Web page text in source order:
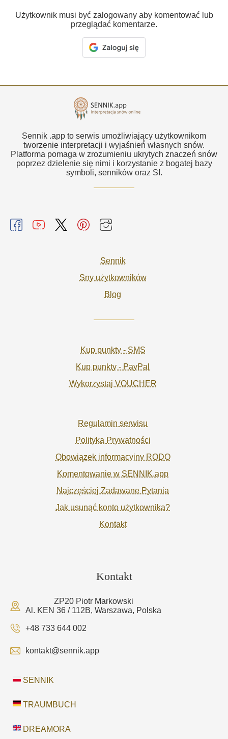
Użytkownik musi być zalogowany aby komentować lub
przeglądać komentarze.
Sennik .app to serwis umożliwiający użytkownikom
tworzenie interpretacji i wyjaśnień własnych snów.
Platforma pomaga w zrozumieniu ukrytych znaczeń snów
poprzez dzielenie się nimi i korzystanie z bogatej bazy
symboli, senników oraz SI.
Sennik
Sny użytkowników
Blog
Kup punkty - SMS
Kup punkty - PayPal
Wykorzystaj VOUCHER
Regulamin serwisu
Polityka Prywatności
Obowiązek informacyjny RODO
Komentowanie w SENNIK.app
Najczęściej Zadawane Pytania
Jak usunąć konto użytkownika?
Kontakt
Kontakt
ZP20 Piotr Markowski
Al. KEN 36 / 112B, Warszawa, Polska
+48 733 644 002
kontakt@sennik.app
SENNIK
TRAUMBUCH
DREAMORA